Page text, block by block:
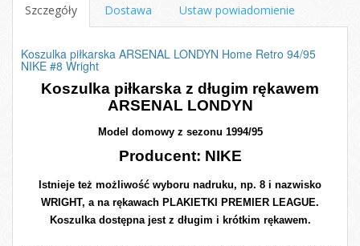
Szczegóły Dostawa Ustaw powiadomienie
Koszulka piłkarska ARSENAL LONDYN Home Retro 94/95
NIKE #8 Wright
Koszulka piłkarska z długim rękawem
ARSENAL LONDYN
Model domowy z sezonu 1994/95
Producent: NIKE
Istnieje też możliwość wyboru nadruku, np. 8 i nazwisko
WRIGHT, a na rękawach PLAKIETKI PREMIER LEAGUE.
Koszulka dostępna jest z długim i krótkim rękawem.